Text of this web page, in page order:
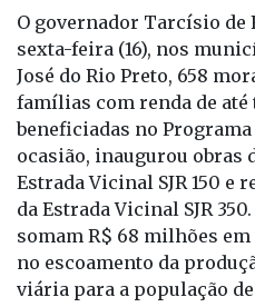
famílias com renda de
beneficiadas no Programa
ocasião, inaugurou obras
Estrada Vicinal SJR 150 e
da Estrada Vicinal SJR
somam R$ 68 milhões
no escoamento da
viária para a população
“A gente está celebrando